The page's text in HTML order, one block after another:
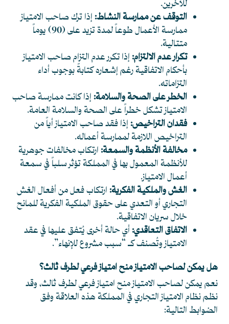
للآخرين.
التوقف عن ممارسة النشاط:إذا ترك صاحب الامتياز
ممارسة الأعمال طوعاً لمدة تزيد على (90) يوماً
متتالية.
تكرار عدم الالتزام:إذا تكرر عدم التزام صاحب الامتياز
بأحكام الاتفاقية رغم إشعاره كتابةً بوجوب أداء
التزاماته.
الخطر على الصحة والسلامة:إذا كانت ممارسة صاحب
الامتياز تشكل خطراً على الصحة والسلامة العامة.
فقدان التراخيص:إذا فقد صاحب الامتياز أياً من
التراخيص اللازمة لممارسة أعماله.
مخالفة الأنظمة والسمعة:ارتكاب مخالفات جوهرية
للأنظمة المعمول بها في المملكة تؤثر سلباً في سمعة
أعمال الامتياز.
الغش والملكية الفكرية:ارتكاب فعل من أفعال الغش
التجاري أو التعدي على حقوق الملكية الفكرية للمانح
خلال سريان الاتفاقية.
الاتفاق التعاقدي:أي حالة أخرى يُتفق عليها في عقد
الامتياز وتُصنف كـ “سبب مشروع للإنهاء”.
هل يمكن لصاحب الامتياز منح امتياز فرعي لطرف ثالث؟
نعم يمكن لصاحب الامتياز منح امتياز فرعي لطرف ثالث، وقد
نظم نظام الامتياز التجاري في المملكة هذه العلاقة وفق
الضوابط التالية: